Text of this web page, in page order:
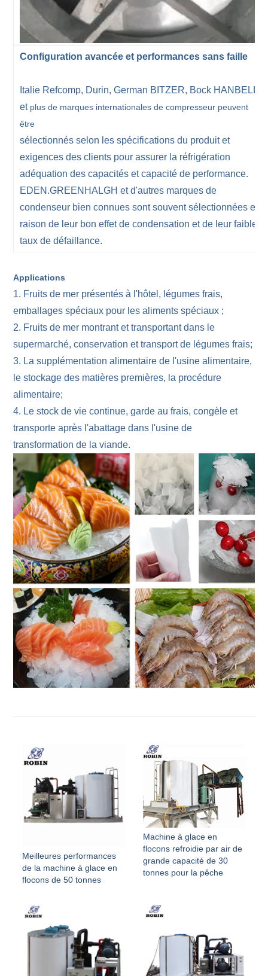
Configuration avancée et performances sans faille
Italie Refcomp, Durin, German BITZER, Bock HANBELL
et plus de marques internationales de compresseur peuvent
être
sélectionnés selon les spécifications du produit et
exigences des clients pour assurer la réfrigération
adéquation des capacités et capacité de performance.
EDEN.GREENHALGH et d'autres marques de
condenseur bien connues sont souvent sélectionnées en
raison de leur bon effet de condensation et de leur faible
taux de défaillance.
Applications
1. Fruits de mer présentés à l'hôtel, légumes frais,
emballages spéciaux pour les aliments spéciaux ;
2. Fruits de mer montrant et transportant dans le
supermarché, conservation et transport de légumes frais;
3. La supplémentation alimentaire de l'usine alimentaire,
le stockage des matières premières, la procédure
alimentaire;
4. Le stock de vie continue, garde au frais, congèle et
transporte après l'abattage dans l'usine de
transformation de la viande.
Meilleures performances
de la machine à glace en
flocons de 50 tonnes
Machine à glace en
flocons refroidie par air de
grande capacité de 30
tonnes pour la pêche